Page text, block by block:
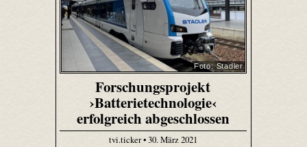
Foto: Stadler
Forschungsprojekt
›Batterietechnologie‹
erfolgreich abgeschlossen
tvi.ticker • 30. März 2021